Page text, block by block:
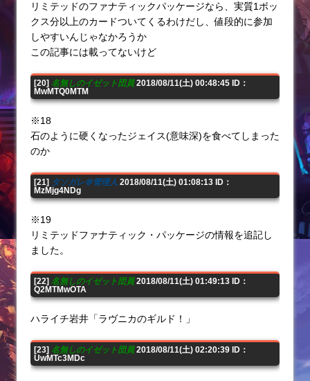
リミテッドのファナティックパッケージなら、実質1ボッ
クス分以上のカードついてくるわけだし、値段的に参加
しやすいんじゃなかろうか
この記事には載ってないけど
[20] 名無しのイゼット団員2018/08/11(土) 00:48:45 ID：
MwMTQ0MTM
※18
石のように硬くなったジェイス(意味深)を食べてしまった
のか
[21] タソガレ＠管理人 2018/08/11(土) 01:08:13 ID：
MzMjg4NDg
※19
リミテッドファナティック・パッケージの情報を追記し
ました。
[22] 名無しのイゼット団員2018/08/11(土) 01:49:13 ID：
Q2MTMwOTA
ハライチ岩井「ラヴニカのギルド！」
[23] 名無しのイゼット団員2018/08/11(土) 02:20:39 ID：
UwMTc3MDc